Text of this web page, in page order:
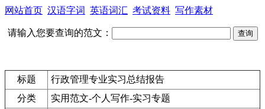
网站首页 汉语字词 英语词汇 考试资料 写作素材
请输入您要查询的范文：
标题
行政管理专业实习总结报告
分类
实用范文-个人写作-实习专题